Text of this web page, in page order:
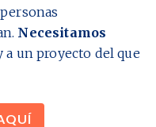
Necesitamos
a un proyecto del que